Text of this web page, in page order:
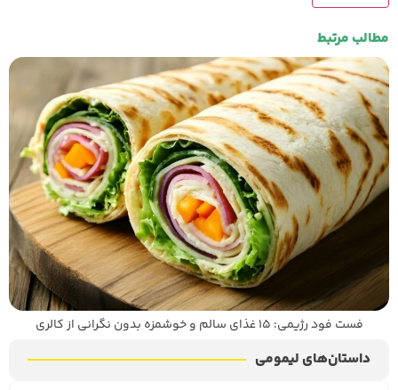
مطالب مرتبط
فست فود رژیمی: ۱۵ غذای سالم و خوشمزه بدون نگرانی از کالری
داستان‌های لیمومی